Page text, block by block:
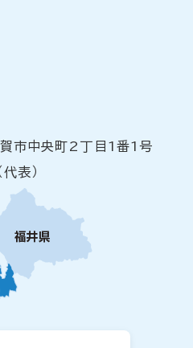
市中央町2丁目1番1号
表）